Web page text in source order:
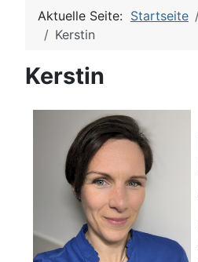
Aktuelle Seite: Startseite
Kerstin
Kerstin